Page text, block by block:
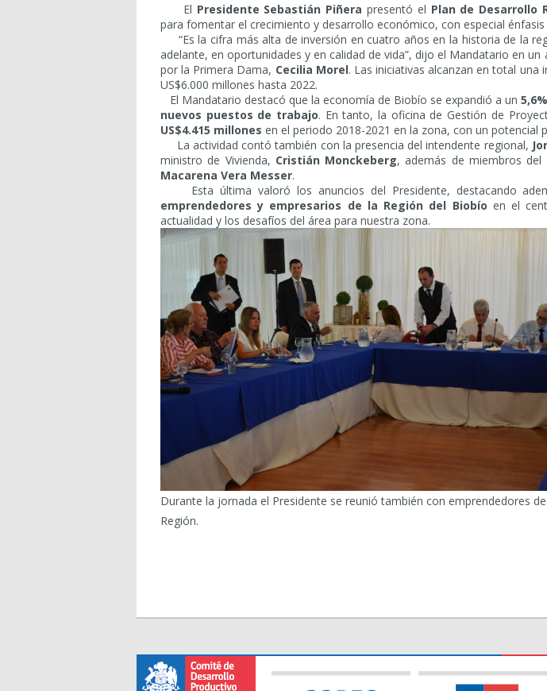
El Presidente Sebastián Piñera presentó el Plan de Desarrollo
para fomentar el crecimiento y desarrollo económico, con especial énfasis
“Es la cifra más alta de inversión en cuatro años en la historia de la
adelante, en oportunidades y en calidad de vida”, dijo el Mandatario en
por la Primera Dama, Cecilia Morel. Las iniciativas alcanzan en total una
US$6.000 millones hasta 2022.
El Mandatario destacó que la economía de Biobío se expandió a un 5,6%
nuevos puestos de trabajo. En tanto, la oficina de Gestión de
US$4.415 millones en el periodo 2018-2021 en la zona, con un
La actividad contó también con la presencia del intendente regional,
ministro de Vivienda, Cristián Monckeberg, además de miembros del
Macarena Vera Messer.
Esta última valoró los anuncios del Presidente, destacando
emprendedores y empresarios de la Región del Biobío en el
actualidad y los desafíos del área para nuestra zona.
Durante la jornada el Presidente se reunió también con emprendedores
Región.